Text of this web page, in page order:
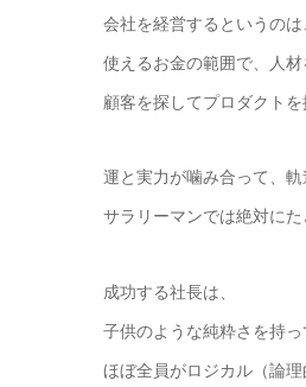
会社を経営するというのは
使えるお金の範囲で、人材
顧客を探してプロダクト
運と実力が噛み合って、軌
サラリーマンでは絶対に
成功する社長は、
子供のような純粋さを持っ
ほぼ全員がロジカル（論